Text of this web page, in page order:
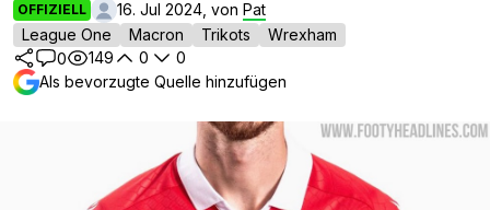
OFFIZIELL 16. Jul 2024, von Pat
League One
Macron Trikots
Wrexham
0
149 0
0
Als bevorzugte Quelle hinzufügen